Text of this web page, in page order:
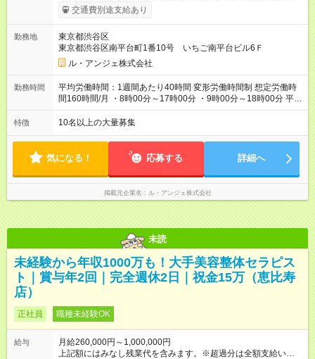
給与は本採用時と同じです。 【雇用形態について】 まずは半年
間、契約社員としてスタートし、 お仕事や環境に少しずつ慣れ
は、 契約社員としての継続も可能です（更新上限なし）
交通費別途支給あり
勤務地
東京都渋谷区
東京都渋谷区南平台町1番10号 いちご南平台ビル6Ｆ
ル・アンジェ株式会社
勤務時間
平均労働時間：1週間あたり40時間 変形労働時間制 想定労働時
間160時間/月 ・8時00分～17時00分 ・9時00分～18時00分 平均
労働時間：1週間あたり40時間 変形労働時間制 想定労働時間
160時間/月 ・8時00分～17時00分 ・9時00分～18時00分
特徴 10名以上の大量募集
気になる！ 応募する 詳細へ
掲載元企業名 ル・アンジェ株式会社
未読
未経験から年収1000万も！大手美容整体セラピス
ト｜賞与年2回｜完全週休2日｜祝金15万（恵比寿
店）
正社員 職種未経験OK
給与
月給260,000円～1,000,000円
上記額にはみなし残業代を含みます。※超過分は全額支給いたし